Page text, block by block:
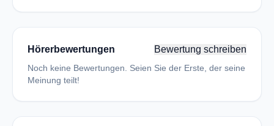
Hörerbewertungen Bewertung schreiben
Noch keine Bewertungen. Seien Sie der Erste, der seine
Meinung teilt!